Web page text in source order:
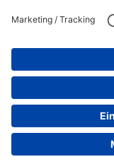
Datenschutz
Impressum